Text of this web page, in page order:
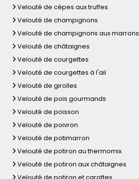
Velouté de cèpes aux truffes
Velouté de champignons
Velouté de champignons aux marrons
Velouté de châtaignes
Velouté de courgettes
Velouté de courgettes à l'ail
Velouté de girolles
Velouté de pois gourmands
Velouté de poisson
Velouté de poivron
Velouté de potimarron
Velouté de potiron au thermomix
Velouté de potiron aux châtaignes
Velouté de potiron et carottes